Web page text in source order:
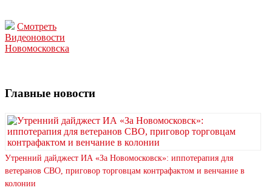
Смотреть
Видеоновости
Новомосковска
Главные новости
Утренний дайджест ИА «За Новомосковск»: иппотерапия для
ветеранов СВО, приговор торговцам контрафактом и венчание в
колонии